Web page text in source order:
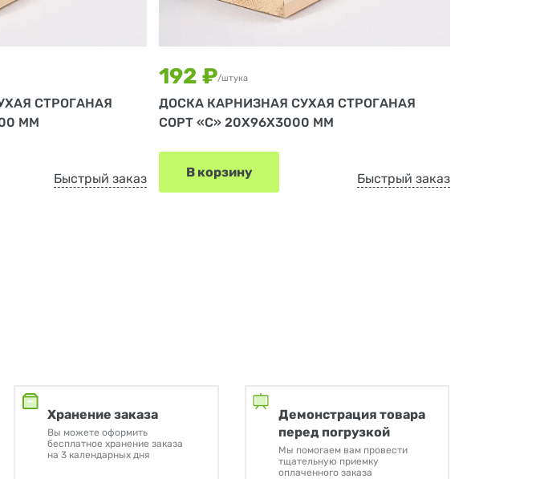
СТРОГАНАЯ
ММ
Быстрый заказ
192 ₽/штука
ДОСКА КАРНИЗНАЯ СУХАЯ СТРОГАНАЯ
СОРТ «С» 20Х96Х3000 ММ
В корзину Быстрый заказ
Хранение заказа
Вы можете оформить
бесплатное хранение заказа
на 3 календарных дня
Демонстрация товара
перед погрузкой
Мы помогаем вам провести
тщательную приемку
оплаченного заказа